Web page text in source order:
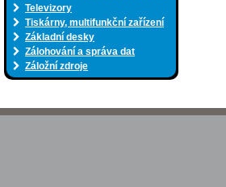
Televizory
Tiskárny, multifunkční zařízení
Základní desky
Zálohování a správa dat
Záložní zdroje